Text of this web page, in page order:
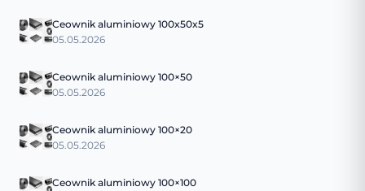
Ceownik aluminiowy 100x50x5
05.05.2026
Ceownik aluminiowy 100×50
05.05.2026
Ceownik aluminiowy 100×20
05.05.2026
Ceownik aluminiowy 100×100